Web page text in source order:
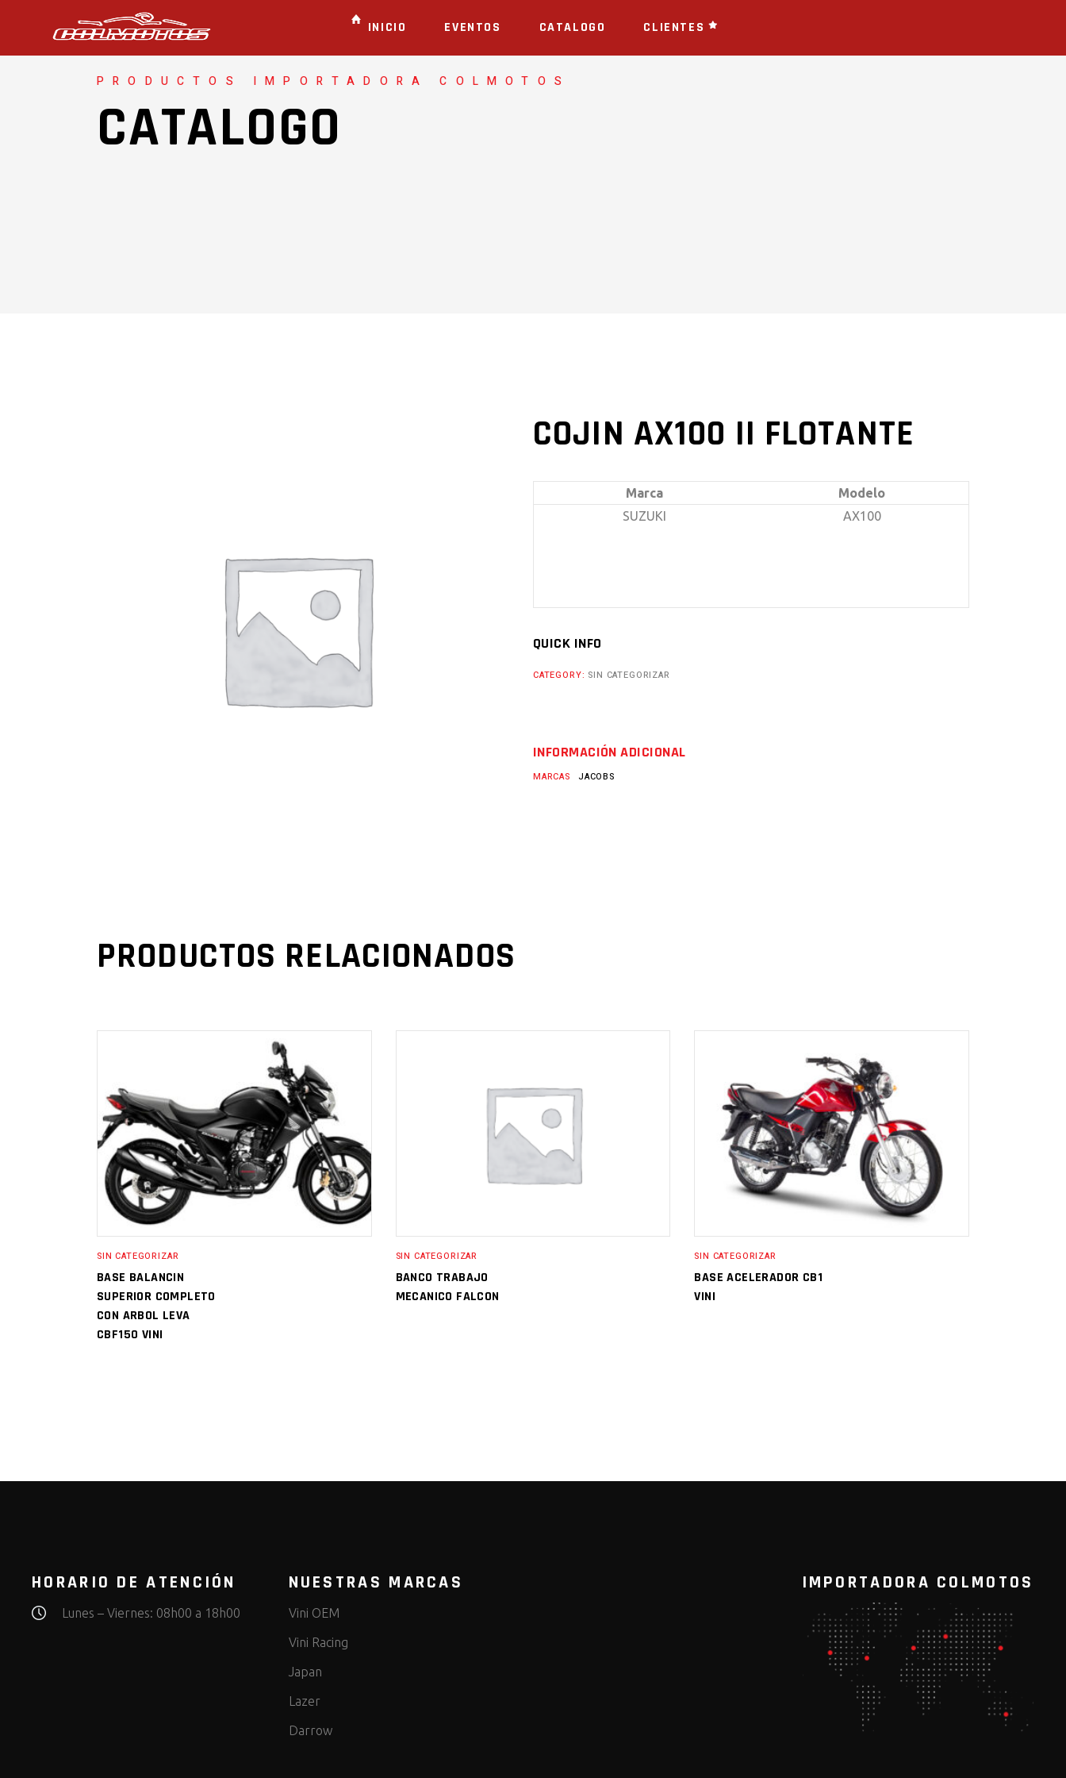
INICIO EVENTOS CATALOGO CLIENTES
PRODUCTOS IMPORTADORA COLMOTOS
CATALOGO
COJIN AX100 II FLOTANTE
Marca
Modelo
SUZUKI
AX100
QUICK INFO
CATEGORY: SIN CATEGORIZAR
INFORMACIÓN ADICIONAL
MARCAS JACOBS
PRODUCTOS RELACIONADOS
SIN CATEGORIZAR
BASE BALANCIN
SUPERIOR COMPLETO
CON ARBOL LEVA
CBF150 VINI
SIN CATEGORIZAR
BANCO TRABAJO
MECANICO FALCON
SIN CATEGORIZAR
BASE ACELERADOR CB1
VINI
HORARIO DE ATENCIÓN
Lunes – Viernes: 08h00 a 18h00
NUESTRAS MARCAS
Vini OEM
Vini Racing
Japan
Lazer
Darrow
IMPORTADORA COLMOTOS